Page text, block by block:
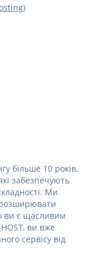
більше 10 років.
забезпечують
Ми
ви є щасливим
ви вже
сервісу від